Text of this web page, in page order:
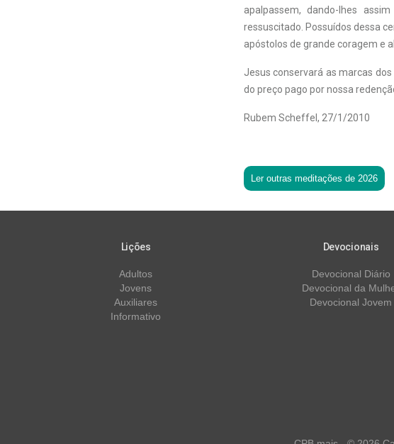
apalpassem, dando-lhes
ressuscitado. Possuídos dessa
apóstolos de grande coragem e
Jesus conservará as marcas
do preço pago por nossa
Rubem Scheffel, 27/1/2010
Ler outras meditações de 2026
Lições
Adultos
Jovens
Auxiliares
Informativo
Devocionais
Devocional Diário
Devocional da
Devocional Jovem